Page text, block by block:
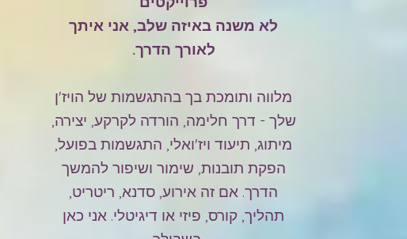
לא משנה באיזה שלב, אני איתך
לאורך הדרך.
מלווה ותומכת בך בהתגשמות של הויז'ן
שלך - דרך חלימה, הורדה לקרקע, יצירה,
מיתוג, תיעוד ויז'ואלי, התגשמות בפועל,
הפקת תובנות, שימור ושיפור להמשך
הדרך. אם זה אירוע, סדנא, ריטריט,
תהליך, קורס, פיזי או דיגיטלי. אני כאן